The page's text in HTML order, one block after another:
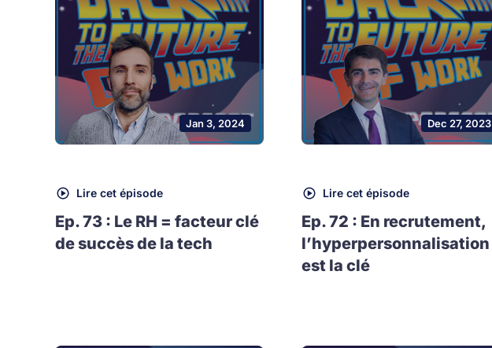
Jan 3, 2024
Lire cet épisode
Ep. 73 : Le RH = facteur clé
de succès de la tech
Dec 27, 2023
Lire cet épisode
Ep. 72 : En recrutement,
l’hyperpersonnalisation
est la clé